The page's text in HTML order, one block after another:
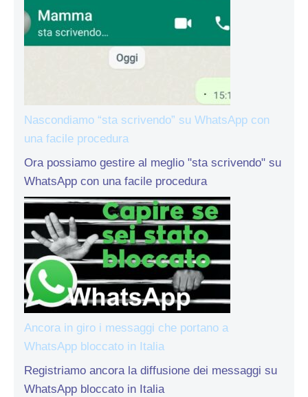
Nascondiamo “sta scrivendo” su WhatsApp con
una facile procedura
Ora possiamo gestire al meglio "sta scrivendo" su
WhatsApp con una facile procedura
Ancora in giro i messaggi che portano a
WhatsApp bloccato in Italia
Registriamo ancora la diffusione dei messaggi su
WhatsApp bloccato in Italia